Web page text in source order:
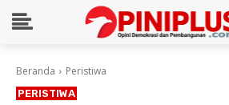
Beranda Peristiwa
PERISTIWA